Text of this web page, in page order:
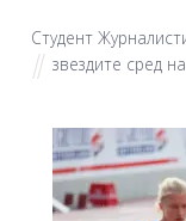
Студент
звездите сред